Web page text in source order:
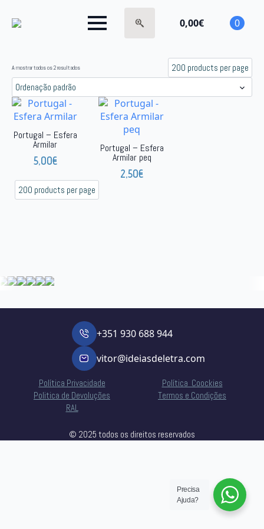
0,00€ 0
A mostrar todos os 2 resultados
Portugal – Esfera
Armilar
5,00€
Portugal – Esfera
Armilar peq
2,50€
+351 930 688 944
vitor@ideiasdeletra.com
Política Privacidade
Política Coockies
Politica de Devoluções
Termos e Condições
RAL
© 2025 todos os direitos reservados
Precisa
Ajuda?